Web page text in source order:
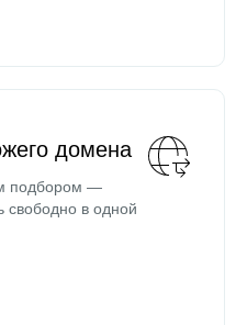
домена
подбором —
свободно в одной